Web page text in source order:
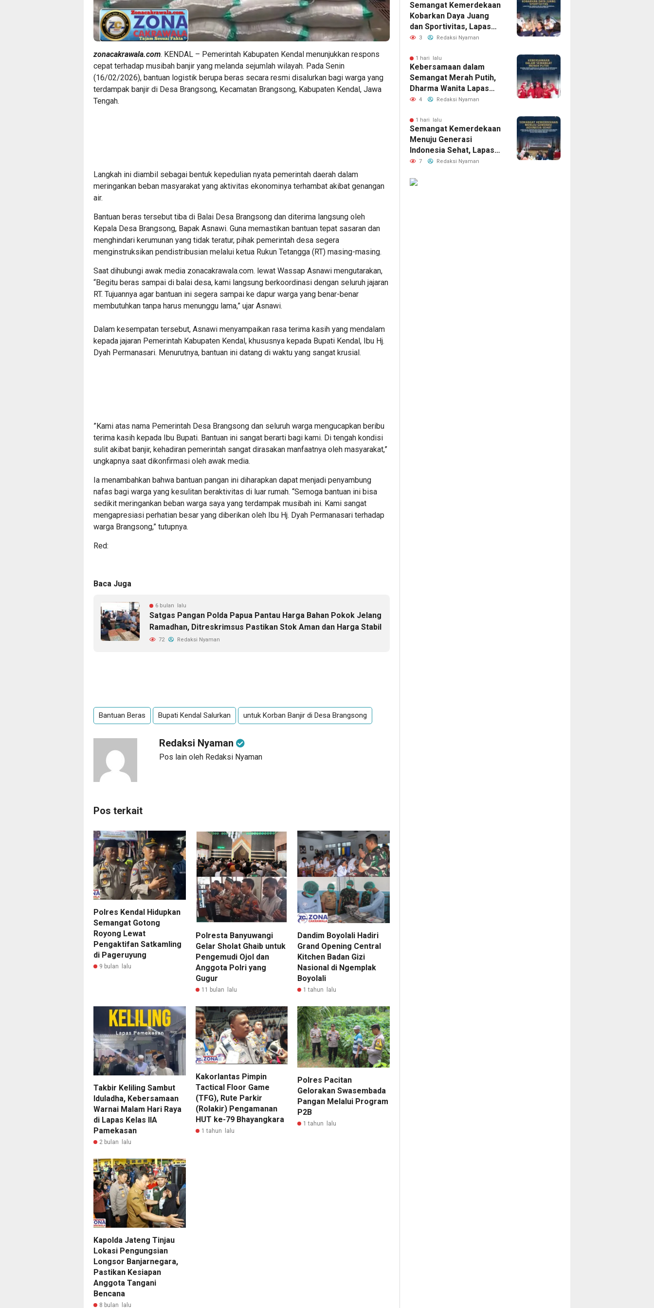
zonacakrawala.com. KENDAL – Pemerintah Kabupaten Kendal menunjukkan respons
cepat terhadap musibah banjir yang melanda sejumlah wilayah. Pada Senin
(16/02/2026), bantuan logistik berupa beras secara resmi disalurkan bagi warga yang
terdampak banjir di Desa Brangsong, Kecamatan Brangsong, Kabupaten Kendal, Jawa
Tengah.
​Langkah ini diambil sebagai bentuk kepedulian nyata pemerintah daerah dalam
meringankan beban masyarakat yang aktivitas ekonominya terhambat akibat genangan
air.
​Bantuan beras tersebut tiba di Balai Desa Brangsong dan diterima langsung oleh
Kepala Desa Brangsong, Bapak Asnawi. Guna memastikan bantuan tepat sasaran dan
menghindari kerumunan yang tidak teratur, pihak pemerintah desa segera
menginstruksikan pendistribusian melalui ketua Rukun Tetangga (RT) masing-masing.
Saat dihubungi awak media zonacakrawala.com. lewat Wassap​ Asnawi mengutarakan,
“Begitu beras sampai di balai desa, kami langsung berkoordinasi dengan seluruh jajaran
RT. Tujuannya agar bantuan ini segera sampai ke dapur warga yang benar-benar
membutuhkan tanpa harus menunggu lama,” ujar Asnawi.
​Dalam kesempatan tersebut, Asnawi menyampaikan rasa terima kasih yang mendalam
kepada jajaran Pemerintah Kabupaten Kendal, khususnya kepada Bupati Kendal, Ibu Hj.
Dyah Permanasari. Menurutnya, bantuan ini datang di waktu yang sangat krusial.
​”Kami atas nama Pemerintah Desa Brangsong dan seluruh warga mengucapkan beribu
terima kasih kepada Ibu Bupati. Bantuan ini sangat berarti bagi kami. Di tengah kondisi
sulit akibat banjir, kehadiran pemerintah sangat dirasakan manfaatnya oleh masyarakat,”
ungkapnya saat dikonfirmasi oleh awak media.
​Ia menambahkan bahwa bantuan pangan ini diharapkan dapat menjadi penyambung
nafas bagi warga yang kesulitan beraktivitas di luar rumah. “Semoga bantuan ini bisa
sedikit meringankan beban warga saya yang terdampak musibah ini. Kami sangat
mengapresiasi perhatian besar yang diberikan oleh Ibu Hj. Dyah Permanasari terhadap
warga Brangsong,” tutupnya.
Red:
Baca Juga
6 bulan lalu
Satgas Pangan Polda Papua Pantau Harga Bahan Pokok Jelang
Ramadhan, Ditreskrimsus Pastikan Stok Aman dan Harga Stabil
72 Redaksi Nyaman
Bantuan Beras Bupati Kendal Salurkan untuk Korban Banjir di Desa Brangsong
Redaksi Nyaman
Pos lain oleh Redaksi Nyaman
Pos terkait
Polres Kendal Hidupkan
Semangat Gotong
Royong Lewat
Pengaktifan Satkamling
di Pageruyung
9 bulan lalu
Polresta Banyuwangi
Gelar Sholat Ghaib untuk
Pengemudi Ojol dan
Anggota Polri yang
Gugur
11 bulan lalu
Dandim Boyolali Hadiri
Grand Opening Central
Kitchen Badan Gizi
Nasional di Ngemplak
Boyolali
1 tahun lalu
Takbir Keliling Sambut
Iduladha, Kebersamaan
Warnai Malam Hari Raya
di Lapas Kelas IIA
Pamekasan
2 bulan lalu
Kakorlantas Pimpin
Tactical Floor Game
(TFG), Rute Parkir
(Rolakir) Pengamanan
HUT ke-79 Bhayangkara
1 tahun lalu
Polres Pacitan
Gelorakan Swasembada
Pangan Melalui Program
P2B
1 tahun lalu
Kapolda Jateng Tinjau
Lokasi Pengungsian
Longsor Banjarnegara,
Pastikan Kesiapan
Anggota Tangani
Bencana
8 bulan lalu
Semangat Kemerdekaan
Kobarkan Daya Juang
dan Sportivitas, Lapas
Kelas I Madiun Gelar
Lanjutan bagi Warga
Binaan
3 Redaksi Nyaman
1 hari lalu
Kebersamaan dalam
Semangat Merah Putih,
Dharma Wanita Lapas
Kelas I Madiun Gelar
Beragam Lomba Sambut
HUT RI ke-81
4 Redaksi Nyaman
1 hari lalu
Semangat Kemerdekaan
Menuju Generasi
Indonesia Sehat, Lapas
Kelas I Madiun Bersama
Gelar Tracing TB
7 Redaksi Nyaman